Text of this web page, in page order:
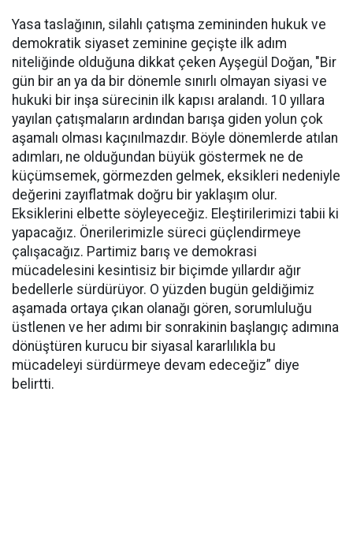
Yasa taslağının, silahlı çatışma zemininden hukuk ve
demokratik siyaset zeminine geçişte ilk adım
niteliğinde olduğuna dikkat çeken Ayşegül Doğan, "Bir
gün bir an ya da bir dönemle sınırlı olmayan siyasi ve
hukuki bir inşa sürecinin ilk kapısı aralandı. 10 yıllara
yayılan çatışmaların ardından barışa giden yolun çok
aşamalı olması kaçınılmazdır. Böyle dönemlerde atılan
adımları, ne olduğundan büyük göstermek ne de
küçümsemek, görmezden gelmek, eksikleri nedeniyle
değerini zayıflatmak doğru bir yaklaşım olur.
Eksiklerini elbette söyleyeceğiz. Eleştirilerimizi tabii ki
yapacağız. Önerilerimizle süreci güçlendirmeye
çalışacağız. Partimiz barış ve demokrasi
mücadelesini kesintisiz bir biçimde yıllardır ağır
bedellerle sürdürüyor. O yüzden bugün geldiğimiz
aşamada ortaya çıkan olanağı gören, sorumluluğu
üstlenen ve her adımı bir sonrakinin başlangıç adımına
dönüştüren kurucu bir siyasal kararlılıkla bu
mücadeleyi sürdürmeye devam edeceğiz” diye
belirtti.